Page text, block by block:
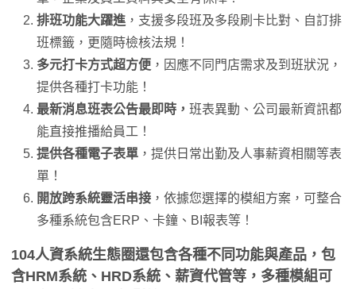
排班功能大躍進 ，支援多段班及多段刷卡比對、自訂排
班標籤，更隨時檢核法規！
多元打卡方式超方便 ，因應不同門店需求及到班狀況，
提供各種打卡功能！
最新消息班表公告最即時， 班表異動、公司最新資訊都
能直接推播給員工！
提供各種電子表單 ，提供日常出勤及人事薪資相關等表
單！
開放跨系統靈活串接 ，依據您選擇的模組方案，可整合
多種系統包含ERP、卡鐘、BI報表等！
104人資系統生態圈還包含各種不同功能與產品，包
含HRM系統、HRD系統、薪資代管等，多種模組可